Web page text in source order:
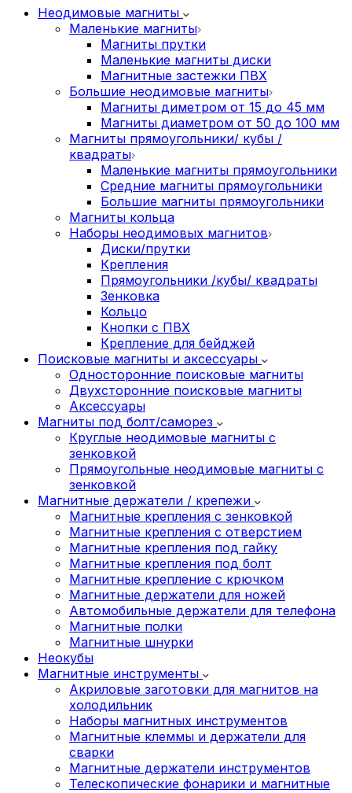
Неодимовые магниты
Маленькие магниты
Магниты прутки
Маленькие магниты диски
Магнитные застежки ПВХ
Большие неодимовые магниты
Магниты диметром от 15 до 45 мм
Магниты диаметром от 50 до 100 мм
Магниты прямоугольники/ кубы /
квадраты
Маленькие магниты прямоугольники
Средние магниты прямоугольники
Большие магниты прямоугольники
Магниты кольца
Наборы неодимовых магнитов
Диски/прутки
Крепления
Прямоугольники /кубы/ квадраты
Зенковка
Кольцо
Кнопки с ПВХ
Крепление для бейджей
Поисковые магниты и аксессуары
Односторонние поисковые магниты
Двухсторонние поисковые магниты
Аксессуары
Магниты под болт/саморез
Круглые неодимовые магниты с
зенковкой
Прямоугольные неодимовые магниты с
зенковкой
Магнитные держатели / крепежи
Магнитные крепления с зенковкой
Магнитные крепления с отверстием
Магнитные крепления под гайку
Магнитные крепления под болт
Магнитные крепление с крючком
Магнитные держатели для ножей
Автомобильные держатели для телефона
Магнитные полки
Магнитные шнурки
Неокубы
Магнитные инструменты
Акриловые заготовки для магнитов на
холодильник
Наборы магнитных инструментов
Магнитные клеммы и держатели для
сварки
Магнитные держатели инструментов
Телескопические фонарики и магнитные